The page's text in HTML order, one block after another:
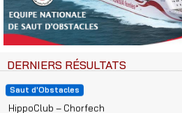
DERNIERS RÉSULTATS
Championnat de Tunisie Classiques
02/07/2026
Saut d'Obstacles